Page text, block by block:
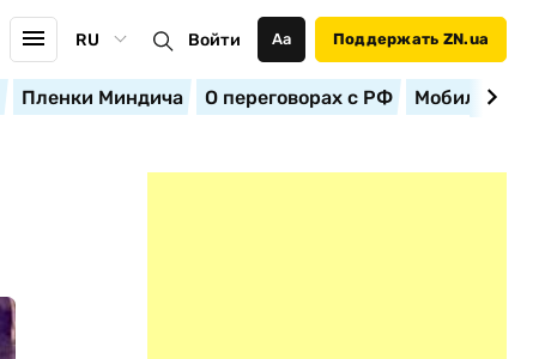
RU Войти Аа Поддержать ZN.ua
Пленки Миндича О переговорах с РФ